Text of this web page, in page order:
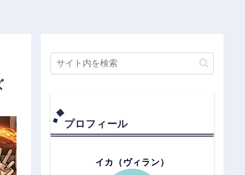
プロフィール
イカ（ヴィラン）